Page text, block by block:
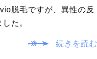
脱毛ですが、異性の反
た。
続きを読む